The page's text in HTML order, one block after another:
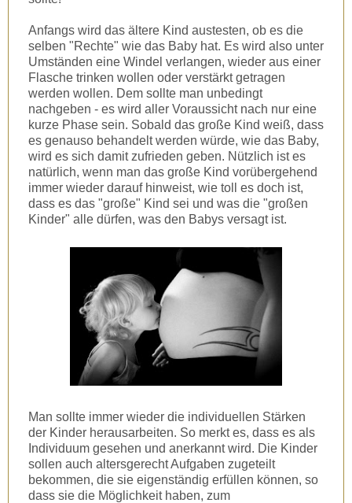
Anfangs wird das ältere Kind austesten, ob es die
selben "Rechte" wie das Baby hat. Es wird also unter
Umständen eine Windel verlangen, wieder aus einer
Flasche trinken wollen oder verstärkt getragen
werden wollen. Dem sollte man unbedingt
nachgeben - es wird aller Voraussicht nach nur eine
kurze Phase sein. Sobald das große Kind weiß, dass
es genauso behandelt werden würde, wie das Baby,
wird es sich damit zufrieden geben. Nützlich ist es
natürlich, wenn man das große Kind vorübergehend
immer wieder darauf hinweist, wie toll es doch ist,
dass es das "große" Kind sei und was die "großen
Kinder" alle dürfen, was den Babys versagt ist.
Man sollte immer wieder die individuellen Stärken
der Kinder herausarbeiten. So merkt es, dass es als
Individuum gesehen und anerkannt wird. Die Kinder
sollen auch altersgerecht Aufgaben zugeteilt
bekommen, die sie eigenständig erfüllen können, so
dass sie die Möglichkeit haben, zum